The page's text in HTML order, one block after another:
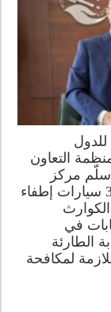
التعاون
سلّم مركز
الملك سلمان للإغاثة والأعمال الإنسانية 3 سيارات إطفاء
في
الطارئة
لمكافحة